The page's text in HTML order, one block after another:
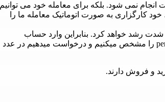
نمی شود. بلکه برای معامله خود می توانیم
کارگزاری به صورت اتوماتیک معامله ما را
میکنید که قیمت طلا با رد شدن از مرز 1300 به شدت رشد خواهد کرد. بنابراین وارد حساب
معاملاتی خود میشویم، روی طلا کلیک میکنیم. گزینه pending order را مشخص میکنیم و درخواست میدهیم در عدد